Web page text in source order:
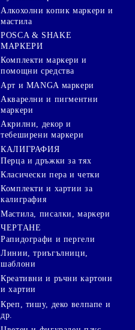
Алкохолни копик маркери и
мастила
POSCA & SHAKE
МАРКЕРИ
Комплекти маркери и
помощни средства
Арт и MANGA маркери
Акварелни и пигментни
маркери
Акрилни, декор и
тебеширени маркери
КАЛИГРАФИЯ
Перца и дръжки за тях
Класически пера и четки
Комплекти и хартии за
калиграфия
Мастила, писалки, маркери
ЧЕРТАНЕ
Рапидографи и пергели
Линии, триъгълници,
шаблони
Креативни и ръчни картони
и хартии
Креп, тишу, деко велпапе и
др.